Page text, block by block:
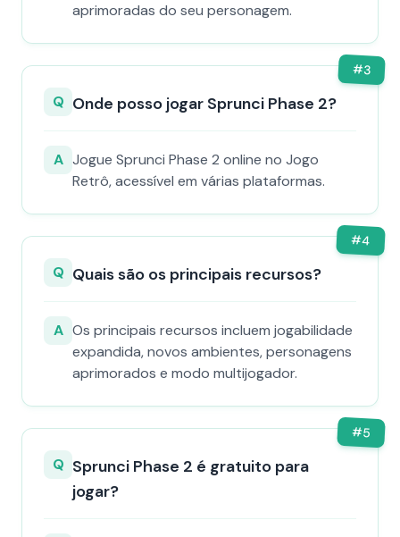
aprimoradas do seu personagem.
#3
Q Onde posso jogar Sprunci Phase 2?
A Jogue Sprunci Phase 2 online no Jogo
Retrô, acessível em várias plataformas.
#4
Q Quais são os principais recursos?
A Os principais recursos incluem jogabilidade
expandida, novos ambientes, personagens
aprimorados e modo multijogador.
#5
Q Sprunci Phase 2 é gratuito para
jogar?